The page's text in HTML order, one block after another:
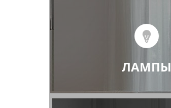
ЛАМПЫ